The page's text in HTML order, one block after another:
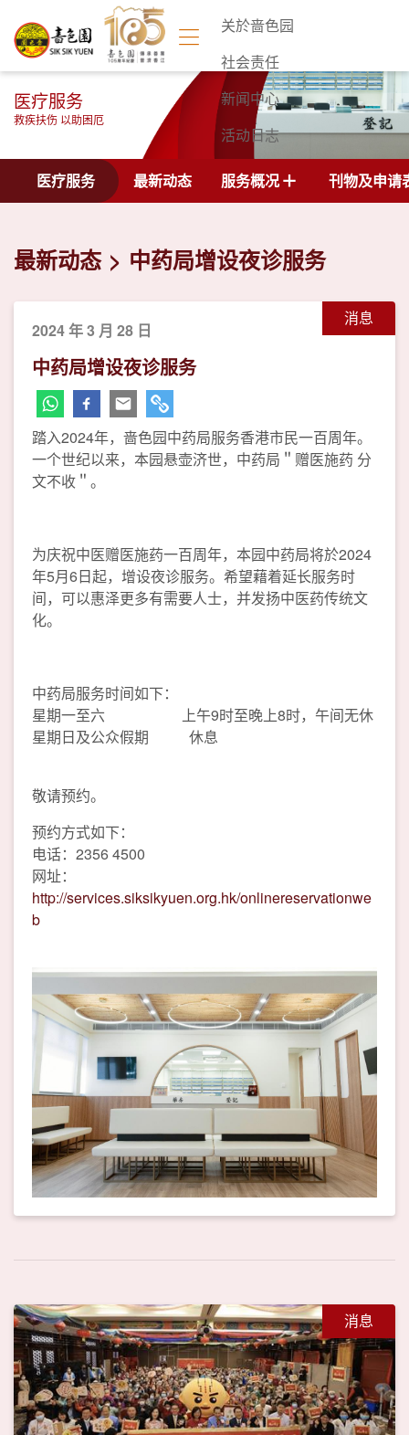
关於啬色园
社会责任
新闻中心
活动日志
联络我们
医疗服务
救疾扶伤 以助困厄
医疗服务 最新动态 服务概况 刊物及申请
最新动态 中药局增设夜诊服务
消息
2024 年 3 月 28 日
中药局增设夜诊服务
踏入2024年，啬色园中药局服务香港市民一百周年。
一个世纪以来，本园悬壶济世，中药局＂赠医施药 分
文不收＂。
为庆祝中医赠医施药一百周年，本园中药局将於2024
年5月6日起，增设夜诊服务。希望藉着延长服务时
间，可以惠泽更多有需要人士，并发扬中医药传统文
化。
中药局服务时间如下：
星期一至六 上午9时至晚上8时，午间无休
星期日及公众假期 休息
敬请预约。
预约方式如下：
电话：2356 4500
网址：
http://services.siksikyuen.org.hk/onlinereservationwe
b
消息